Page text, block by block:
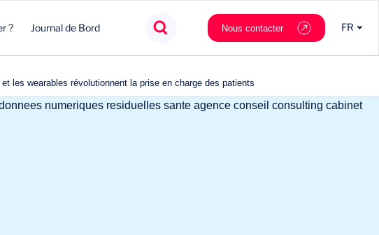
? Journal de Bord Nous contacter FR
les wearables révolutionnent la prise en charge des patients